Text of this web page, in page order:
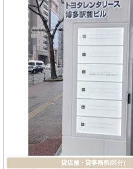
貸店舗・貸事務所(区分)